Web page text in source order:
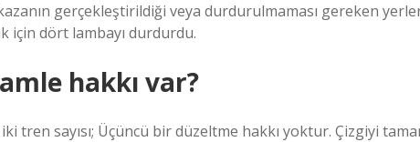
gerçekleştirildiği veya durdurulmaması gereken
için dört lambayı durdurdu.
hakkı var?
tren sayısı; Üçüncü bir düzeltme hakkı yoktur. Çizgiyi